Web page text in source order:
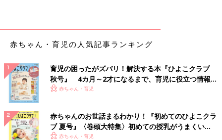
赤ちゃん・育児の人気記事ランキング
育児の困ったがズバリ！解決する本『ひよこクラブ
秋号』 4カ月～2才になるまで、育児に役立つ情報が
いっぱい！
赤ちゃん・育児
赤ちゃんのお世話まるわかり！『初めてのひよこクラ
ブ 夏号』〈巻頭大特集〉初めての授乳がうまくい
く！ おっぱい・ミルクの基本と夏のトラブル 解決テ
赤ちゃん・育児